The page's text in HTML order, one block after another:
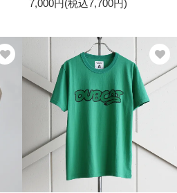
7,000円(税込7,700円)